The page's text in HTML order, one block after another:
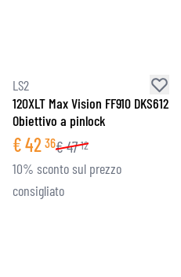
LS2
120XLT Max Vision FF910 DKS612
Obiettivo a pinlock
€42 36€47 12
10% sconto sul prezzo
consigliato